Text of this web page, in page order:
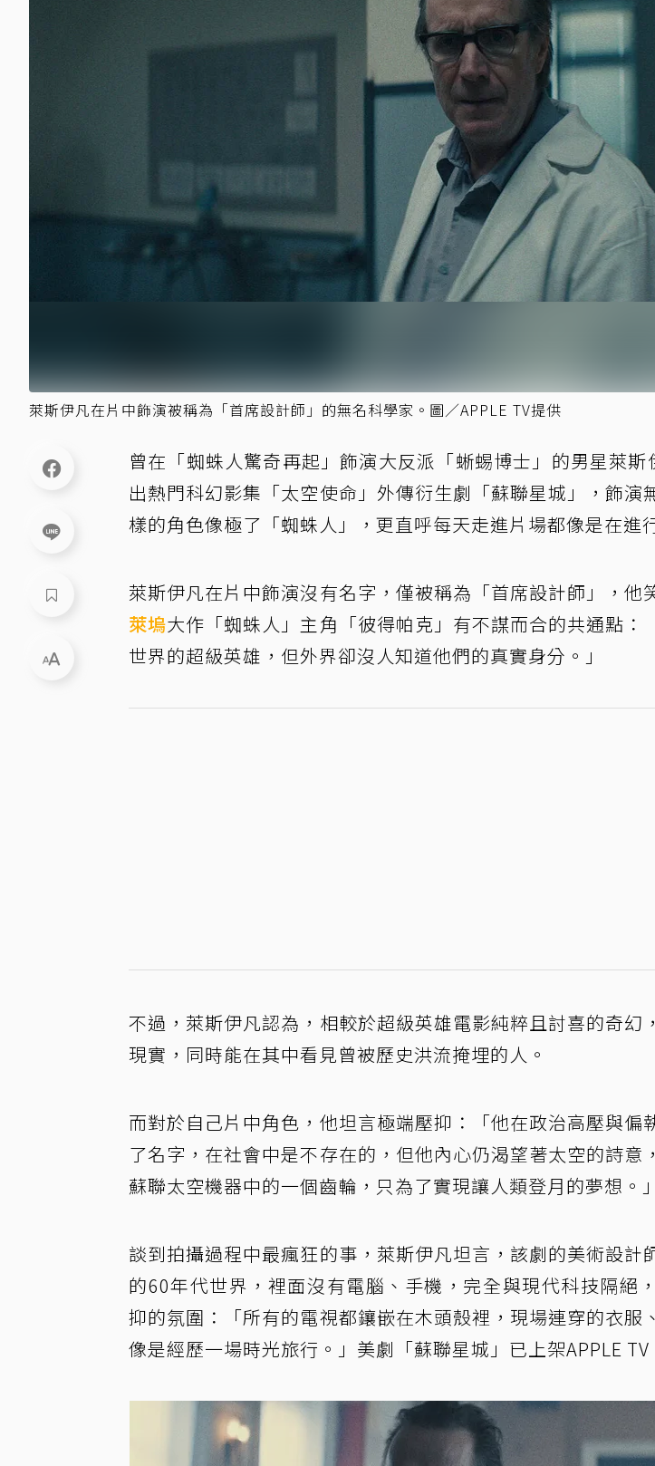
萊斯伊凡在片中飾演被稱為「首席設計師」的無名科學家。圖／APPLE TV提供
曾在「蜘蛛人驚奇再起」飾演大反派「蜥蜴博士」的男星萊
出熱門科幻影集「太空使命」外傳衍生劇「蘇聯星城」，飾演
樣的角色像極了「蜘蛛人」，更直呼每天走進片場都像是在進
萊斯伊凡在片中飾演沒有名字，僅被稱為「首席設計師」，他
萊塢大作「蜘蛛人」主角「彼得帕克」有不謀而合的共通點：
世界的超級英雄，但外界卻沒人知道他們的真實身分。」
不過，萊斯伊凡認為，相較於超級英雄電影純粹且討喜的奇幻
現實，同時能在其中看見曾被歷史洪流掩埋的人。
而對於自己片中角色，他坦言極端壓抑：「他在政治高壓與偏
了名字，在社會中是不存在的，但他內心仍渴望著太空的詩意
蘇聯太空機器中的一個齒輪，只為了實現讓人類登月的夢想。」
談到拍攝過程中最瘋狂的事，萊斯伊凡坦言，該劇的美術設計
的60年代世界，裡面沒有電腦、手機，完全與現代科技隔絕
抑的氛圍：「所有的電視都鑲嵌在木頭殼裡，現場連穿的衣服
像是經歷一場時光旅行。」美劇「蘇聯星城」已上架APPLE TV